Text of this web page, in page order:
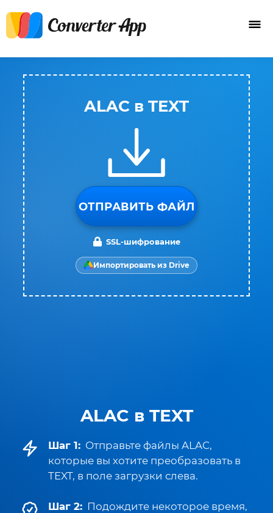
ALAC в TEXT
Шаг 1: Отправьте файлы ALAC,
которые вы хотите преобразовать в
TEXT, в поле загрузки слева.
Шаг 2: Подождите некоторое время,
ALAC в TEXT
ОТПРАВИТЬ ФАЙЛ
SSL-шифрование
Импортировать из Drive